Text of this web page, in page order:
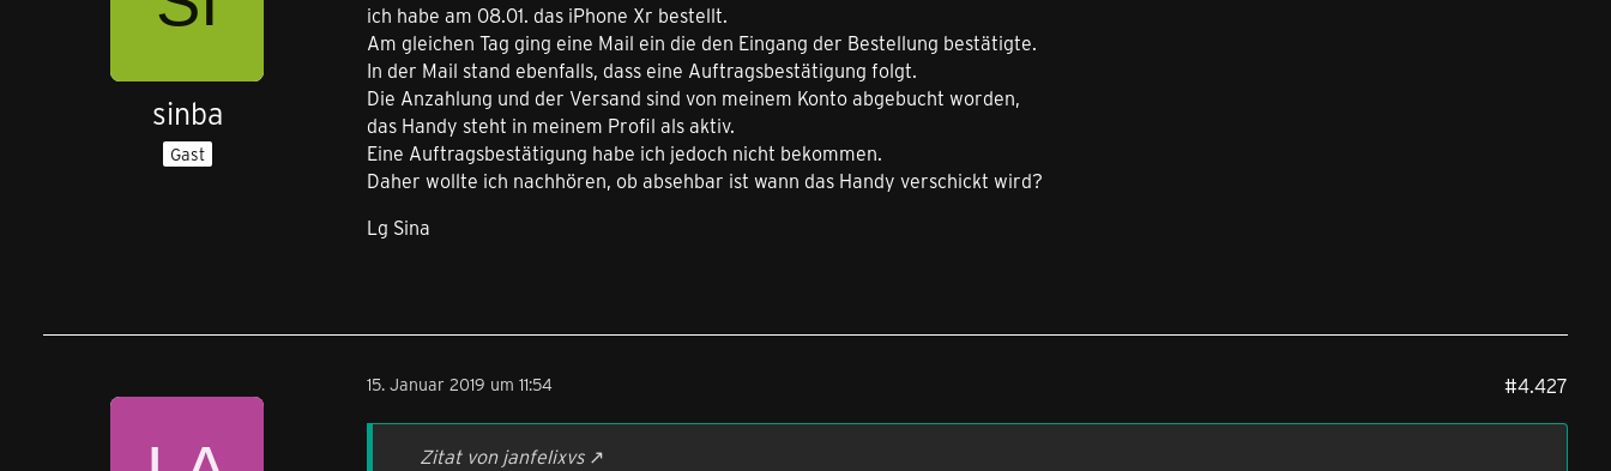
sinba
Gast
ich habe am 08.01. das iPhone Xr bestellt.
Am gleichen Tag ging eine Mail ein die den Eingang der Bestellung bestätigte.
In der Mail stand ebenfalls, dass eine Auftragsbestätigung folgt.
Die Anzahlung und der Versand sind von meinem Konto abgebucht worden,
das Handy steht in meinem Profil als aktiv.
Eine Auftragsbestätigung habe ich jedoch nicht bekommen.
Daher wollte ich nachhören, ob absehbar ist wann das Handy verschickt wird?
Lg Sina
15. Januar 2019 um 11:54 #4.427
Zitat von janfelixvs